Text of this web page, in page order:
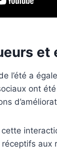
l’été a
ont